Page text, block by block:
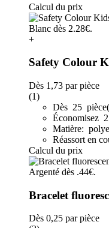
Calcul du prix
+
Safety Colour
Dès 1,73 par pièce
(1)
Dès 25
Économisez
Matière:
Réassort en
Calcul du prix
Bracelet
Dès 0,25 par pièce